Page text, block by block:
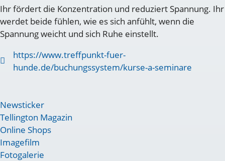
Ihr fördert die Konzentration und reduziert Spannung. Ihr
werdet beide fühlen, wie es sich anfühlt, wenn die
Spannung weicht und sich Ruhe einstellt.
https://www.treffpunkt-fuer-
hunde.de/buchungssystem/kurse-a-seminare
Newsticker
Tellington Magazin
Online Shops
Imagefilm
Fotogalerie